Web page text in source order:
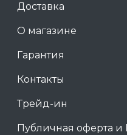
Доставка
О магазине
Гарантия
Контакты
Трейд-ин
Публичная оферта и